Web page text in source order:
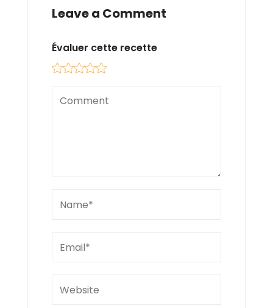
Leave a Comment
Évaluer cette recette